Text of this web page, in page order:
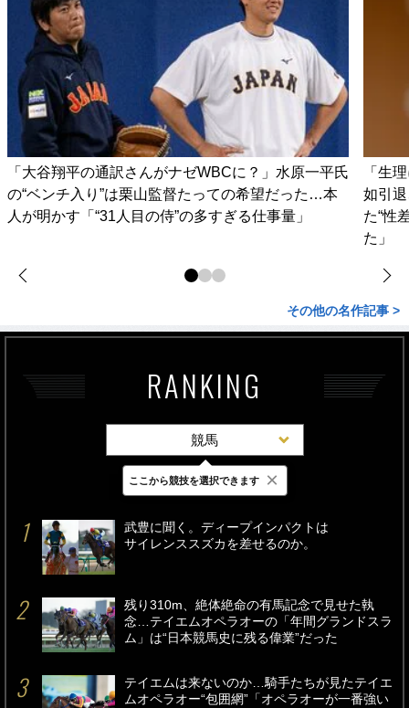
「大谷翔平の通訳さんがナゼWBCに？」水原一平氏
の“ベンチ入り”は栗山監督たっての希望だった…本
人が明かす「“31人目の侍”の多すぎる仕事量」
「生
如引
た“性
た」
その他の名作記事 >
RANKING
競馬
最新 24時間 週間
武豊に聞く。ディープインパクトは
サイレンススズカを差せるのか。
残り310m、絶体絶命の有馬記念で見せた執
念…テイエムオペラオーの「年間グランドスラ
ム」は“日本競馬史に残る偉業”だった
テイエムは来ないのか…騎手たちが見たテイエ
ムオペラオー“包囲網”「オペラオーが一番強い
ここから競技を選択できます ×